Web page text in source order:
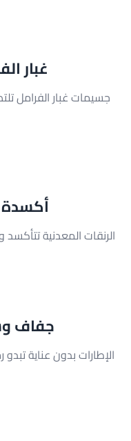
غبار
جسيمات غبار الفرامل
أكسدة
الرنقات المعدنية
جفاف
الإطارات بدون عناية